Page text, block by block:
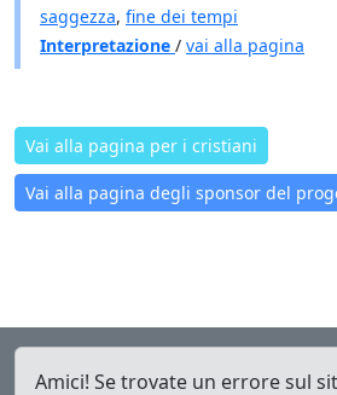
saggezza, fine dei tempi
Interpretazione / vai alla pagina
Vai alla pagina per i cristiani
Vai alla pagina degli sponsor del
Amici! Se trovate un errore sul